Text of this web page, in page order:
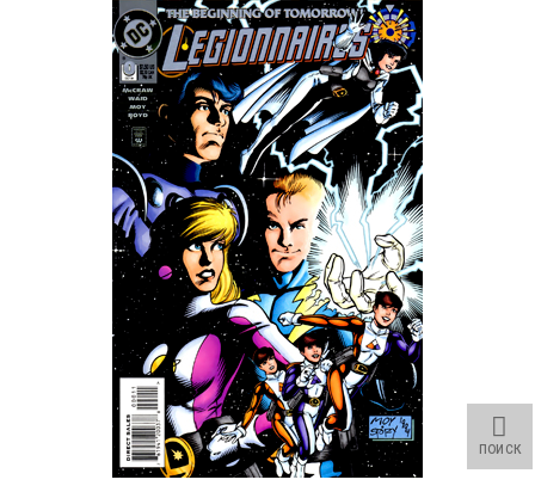
Небесный воин
Немного героев меча и магии
Расширенная версия Х3
REBalance
Работы Kuroneko
Doom 3 Remaster Fan Edition
X2 - The Threat Remaster Fan Edition
Quake III Arena Remaster Fan Edition
Star Trek Voyager Elite Force Remaster Fan Edition
Sacred Gold Remaster Fan Edition ПОИСК